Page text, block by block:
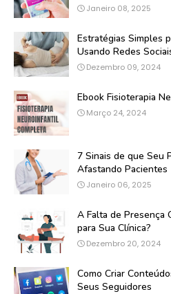
Janeiro 08, 2025
Estratégias Simples
Usando Redes
Dezembro 09, 2024
Ebook Fisioterapia
Março 24, 2024
7 Sinais de que Seu
Afastando Pacientes
Janeiro 06, 2025
A Falta de Presença
para Sua Clínica?
Dezembro 20, 2024
Como Criar
Seus Seguidores